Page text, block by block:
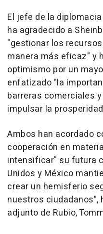
El jefe de la
ha agradecido a
"gestionar los
manera más eficaz" y
optimismo por un
enfatizado "la
barreras comerciales
impulsar la
Ambos han acordado
cooperación en
intensificar" su futura
Unidos y México
crear un hemisferio
nuestros ciudadanos",
adjunto de Rubio,